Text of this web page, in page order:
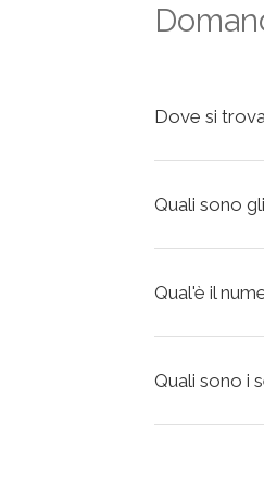
Dove si
Quali sono
Qual'è il
Quali sono i